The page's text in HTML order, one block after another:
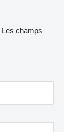
Les champs